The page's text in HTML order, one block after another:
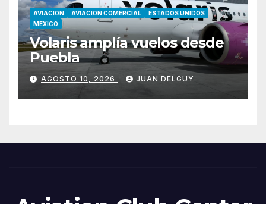
AVIACION AVIACION COMERCIAL
ESTADOS UNIDOS
MEXICO
Volaris amplía vuelos desde
Puebla
AGOSTO 10, 2026 JUAN DELGUY